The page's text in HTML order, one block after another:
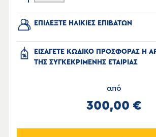
ΕΠΙΛΕΞΤΕ ΗΛΙΚΙΕΣ ΕΠΙΒΑΤΩΝ
ΕΙΣΑΓΕΤΕ ΚΩΔΙΚΟ ΠΡΟΣΦΟΡΑΣ Η
ΤΗΣ ΣΥΓΚΕΚΡΙΜΕΝΗΣ ΕΤΑΙΡΙΑΣ
από
300,00 €